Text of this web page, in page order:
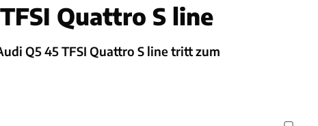
Quattro S line
Q5 45 TFSI Quattro S line tritt zum